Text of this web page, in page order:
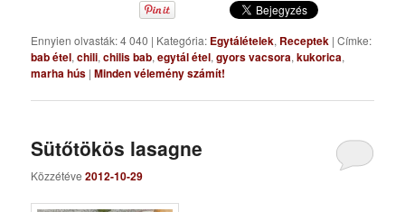
Ennyien olvasták: 4 040 | Kategória: Egytálételek, Receptek |Címke:
bab étel,chili,chilis bab,egytál étel,gyors vacsora,kukorica,
marha hús |Minden vélemény számít!
Sütőtökös lasagne
Közzétéve2012-10-29